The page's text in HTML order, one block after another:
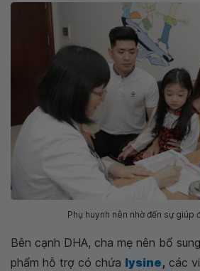
Phụ huynh nên nhờ đến sự giúp
Bên cạnh DHA, cha mẹ nên bổ
phẩm hỗ trợ có chứa lysine, các